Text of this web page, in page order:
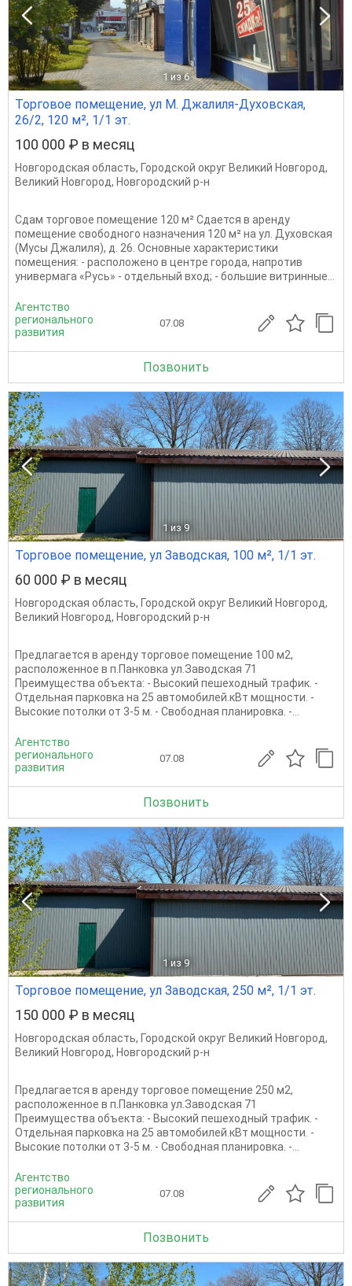
1 из 6
Торговое помещение, ул М. Джалиля-Духовская,
26/2, 120 м², 1/1 эт.
100 000 ₽ в месяц
Новгородская область, Городской округ Великий Новгород,
Великий Новгород, Новгородский р-н
Сдам торговое помещение 120 м² Сдается в аренду
помещение свободного назначения 120 м² на ул. Духовская
(Мусы Джалиля), д. 26. Основные характеристики
помещения: - расположено в центре города, напротив
универмага «Русь» - отдельный вход; - большие витринные...
Агентство
регионального
развития
07.08
Позвонить
1 из 9
Торговое помещение, ул Заводская, 100 м², 1/1 эт.
60 000 ₽ в месяц
Новгородская область, Городской округ Великий Новгород,
Великий Новгород, Новгородский р-н
Предлагается в аренду торговое помещение 100 м2,
расположенное в п.Панковка ул.Заводская 71
Преимущества объекта: - Высокий пешеходный трафик. -
Отдельная парковка на 25 автомобилей.кВт мощности. -
Высокие потолки от 3-5 м. - Свободная планировка. -...
Агентство
регионального
развития
07.08
Позвонить
1 из 9
Торговое помещение, ул Заводская, 250 м², 1/1 эт.
150 000 ₽ в месяц
Новгородская область, Городской округ Великий Новгород,
Великий Новгород, Новгородский р-н
Предлагается в аренду торговое помещение 250 м2,
расположенное в п.Панковка ул.Заводская 71
Преимущества объекта: - Высокий пешеходный трафик. -
Отдельная парковка на 25 автомобилей.кВт мощности. -
Высокие потолки от 3-5 м. - Свободная планировка. -...
Агентство
регионального
развития
07.08
Позвонить